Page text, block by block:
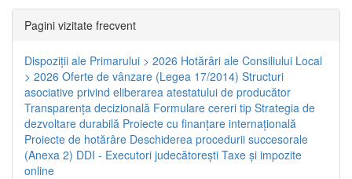
Pagini vizitate frecvent
Dispoziţii ale Primarului > 2026 Hotărâri ale Consiliului Local
> 2026 Oferte de vânzare (Legea 17/2014) Structuri
asociative privind eliberarea atestatului de producător
Transparenţa decizională Formulare cereri tip Strategia de
dezvoltare durabilă Proiecte cu finanţare internaţională
Proiecte de hotărâre Deschiderea procedurii succesorale
(Anexa 2) DDI - Executori judecătorești Taxe şi impozite
online